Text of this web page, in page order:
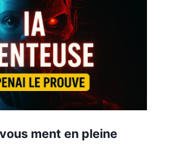
ment en pleine